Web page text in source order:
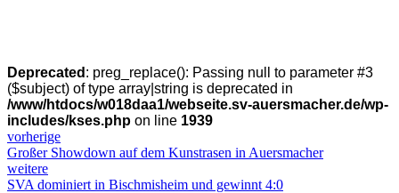
Deprecated : preg_replace(): Passing null to parameter #3
($subject) of type array|string is deprecated in
/www/htdocs/w018daa1/webseite.sv-auersmacher.de/wp-
includes/kses.php on line 1939
vorherige
Großer Showdown auf dem Kunstrasen in Auersmacher
weitere
SVA dominiert in Bischmisheim und gewinnt 4:0